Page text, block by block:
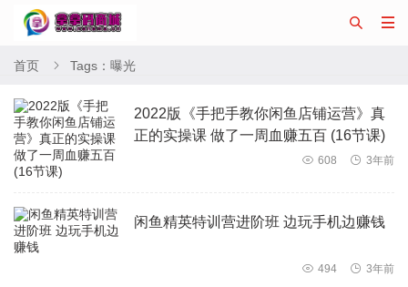


首页  Tags：曝光
2022版《手把手教你闲鱼店铺运营》真
正的实操课 做了一周血赚五百 (16节课)
 608  3年前
闲鱼精英特训营进阶班 边玩手机边赚钱
 494  3年前